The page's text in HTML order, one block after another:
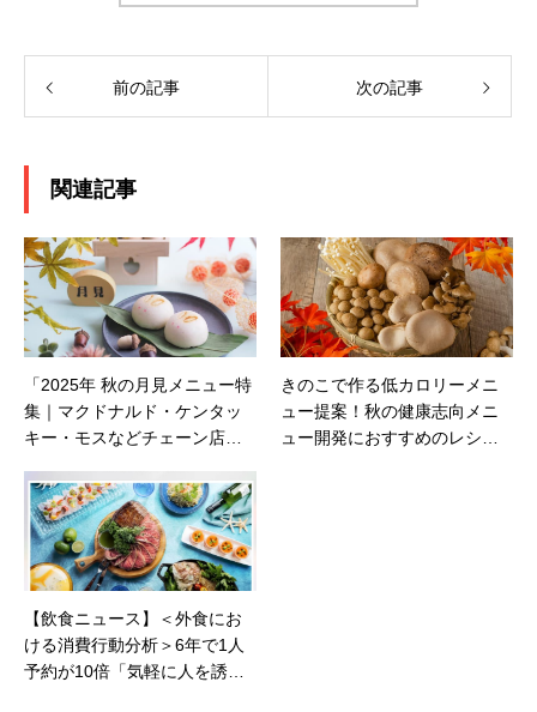
前の記事 次の記事
関連記事
「2025年 秋の月見メニュー特
集｜マクドナルド・ケンタッ
キー・モスなどチェーン店注
きのこで作る低カロリーメニ
ュー提案！秋の健康志向メニ
ュー開発におすすめのレシピ
【飲食ニュース】＜外食にお
ける消費行動分析＞6年で1人
予約が10倍「気軽に人を誘え